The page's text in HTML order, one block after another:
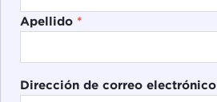
Apellido *
Dirección de correo electrónico